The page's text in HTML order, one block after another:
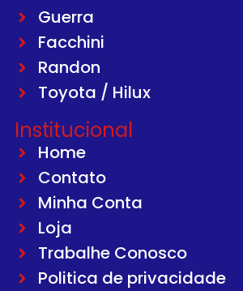
Guerra
Facchini
Randon
Toyota / Hilux
Institucional
Home
Contato
Minha Conta
Loja
Trabalhe Conosco
Politica de privacidade